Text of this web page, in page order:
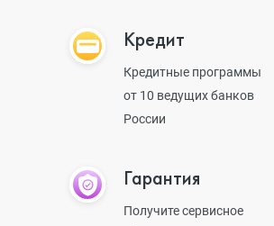
Кредит
Кредитные программы
от 10 ведущих банков
России
Гарантия
Получите сервисное